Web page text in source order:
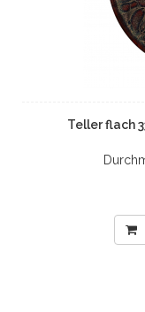
Teller flach